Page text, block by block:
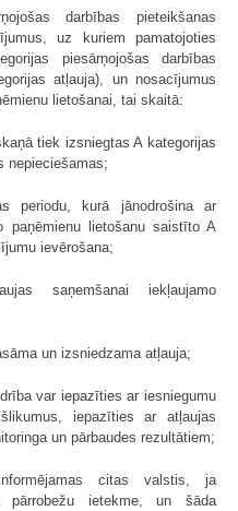
darbības pieteikšanas
uz kuriem pamatojoties
piesārņojošas darbības
atļauja), un nosacījumus
lietošanai, tai skaitā:
tiek izsniegtas A kategorijas
nepieciešamas;
periodu, kurā jānodrošina ar
paņēmienu lietošanu saistīto A
ievērošana;
saņemšanai iekļaujamo
un izsniedzama atļauja;
var iepazīties ar iesniegumu
iepazīties ar atļaujas
un pārbaudes rezultātiem;
citas valstis, ja
pārrobežu ietekme, un šāda